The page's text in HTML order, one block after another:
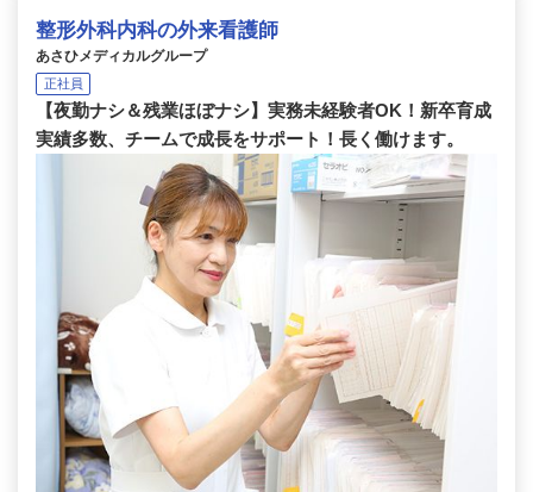
整形外科内科の外来看護師
あさひメディカルグループ
正社員
【夜勤ナシ＆残業ほぼナシ】実務未経験者OK！新卒育成
実績多数、チームで成長をサポート！長く働けます。